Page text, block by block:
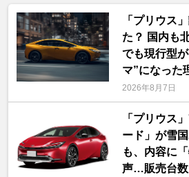
「プリウス
た？ 国内も
でも現行型
マ”になった
2026年8月7日
「プリウス
ード」が雪
も、内容に
声…販売台数